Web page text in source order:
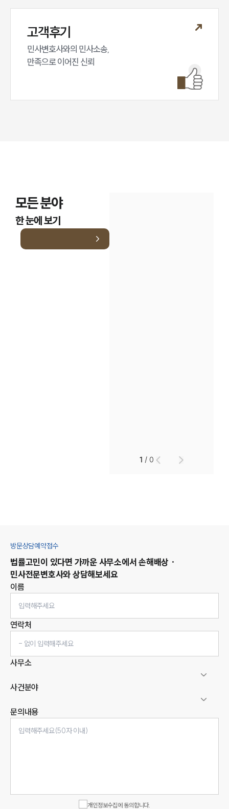
고객후기
민사변호사와의 민사소송,
만족으로 이어진 신뢰
모든 분야
한 눈에 보기
1 /0
방문상담예약접수
법률고민이 있다면 가까운 사무소에서 손해배상 ·
민사전문변호사와 상담해보세요
이름
연락처
사무소
사건분야
문의내용
개인정보수집에 동의합니다.